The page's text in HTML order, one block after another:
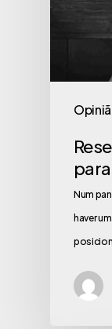
Num
haver